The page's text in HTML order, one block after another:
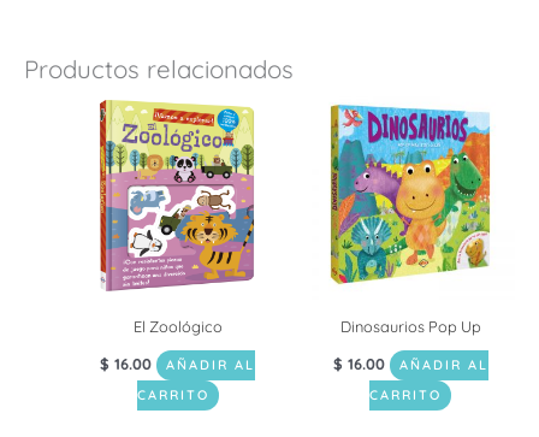
Productos relacionados
El Zoológico
$ 16.00
AÑADIR AL
CARRITO
Dinosaurios Pop Up
$ 16.00
AÑADIR AL
CARRITO